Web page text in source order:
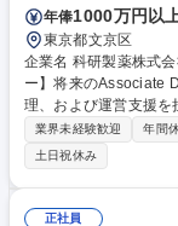
年俸1000万円以
東京都文京区
企業名 科研製薬株式会社 求人名 【東京/国際管理部 海外拠点管理
ー】将来のAssociate Director候補 仕事の内容
理、および運営支援を
導します。年3から4
任の可能性もございます。 (1)海外子会社の財務会計業務の支援
本社経理部と連携し
なコミュニケーショ
(5)法的案件、業務監
業界未経験歓迎 年間
土日祝休み
正社員